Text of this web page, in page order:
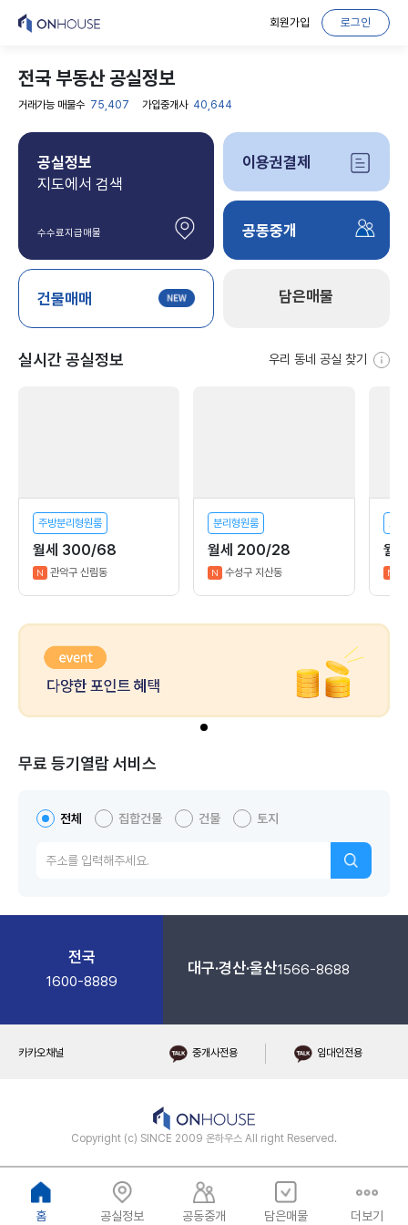
회원가입 로그인
전국 부동산 공실정보
거래가능 매물수 75,407 가입중개사 40,644
공실정보
지도에서 검색
수수료지급매물
건물매매
이용권결제
공동중개
담은매물
실시간 공실정보 우리 동네 공실 찾기
주방분리형원룸
월세 300/68
N 관악구 신림동
분리형원룸
월세 200/28
N 수성구 지산동
오
월
N
무료 등기열람 서비스
전체 집합건물 건물 토지
전국
1600-8889
대구·경산·울산1566-8688
카카오채널 중개사전용 임대인전용
Copyright (c) SINCE 2009 온하우스 All right Reserved.
홈 공실정보 공동중개 담은매물 더보기